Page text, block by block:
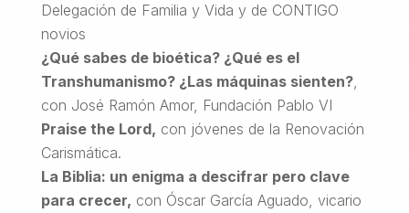
Delegación de Familia y Vida y de CONTIGO
novios
¿Qué sabes de bioética? ¿Qué es el
Transhumanismo? ¿Las máquinas sienten?,
con José Ramón Amor, Fundación Pablo VI
Praise the Lord, con jóvenes de la Renovación
Carismática.
La Biblia: un enigma a descifrar pero clave
para crecer, con Óscar García Aguado, vicario